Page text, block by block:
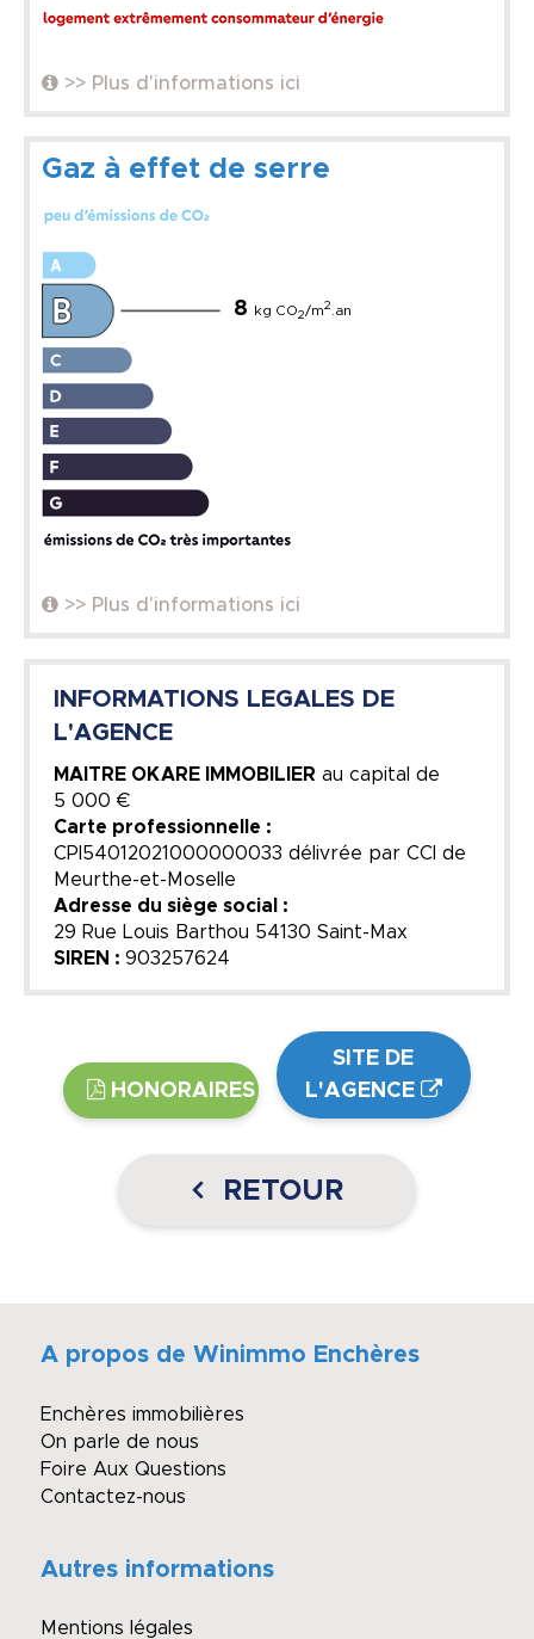
>> Plus d'informations ici
Gaz à effet de serre
8 kg CO2/m2 .an
>> Plus d'informations ici
INFORMATIONS LEGALES DE
L'AGENCE
MAITRE OKARE IMMOBILIER au capital de
5 000 €
Carte professionnelle :
CPI54012021000000033 délivrée par CCI de
Meurthe-et-Moselle
Adresse du siège social :
29 Rue Louis Barthou 54130 Saint-Max
SIREN : 903257624
HONORAIRES
SITE DE
L'AGENCE
RETOUR
A propos de Winimmo Enchères
Enchères immobilières
On parle de nous
Foire Aux Questions
Contactez-nous
Autres informations
Mentions légales